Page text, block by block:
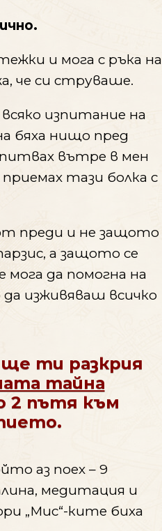
и мога с ръка на
че си струваше.
всяко изпитание на
бяха нищо пред
вътре в мен
тази болка с
преди и не защото
а защото се
мога да помогна на
изживяваш всичко
ти разкрия
тайна
2 пътя към
аз поех – 9
медитация и
„Мис“-ките биха